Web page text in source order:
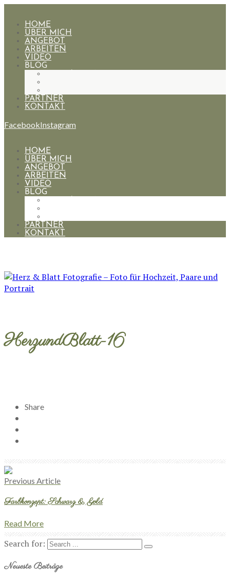
HOME
ÜBER MICH
ANGEBOT
ARBEITEN
VIDEO
BLOG
PARTNER
KONTAKT
FacebookInstagram
HOME
ÜBER MICH
ANGEBOT
ARBEITEN
VIDEO
BLOG
PARTNER
KONTAKT
HerzundBlatt-16
Share
Previous Article
Farbkonzept: Schwarz & Gold
Read More
Search for:
Neueste Beiträge